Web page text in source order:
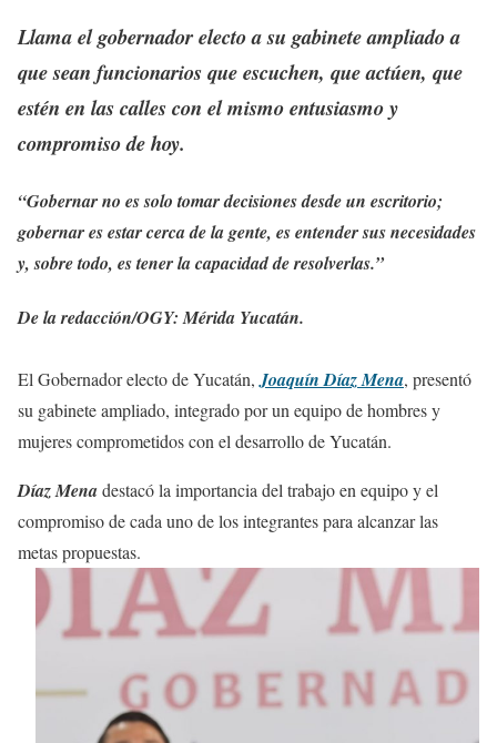
Llama el gobernador electo a su gabinete ampliado a
que sean funcionarios que escuchen, que actúen, que
estén en las calles con el mismo entusiasmo y
compromiso de hoy.
“Gobernar no es solo tomar decisiones desde un escritorio;
gobernar es estar cerca de la gente, es entender sus necesidades
y, sobre todo, es tener la capacidad de resolverlas.”
De la redacción/OGY: Mérida Yucatán.
El Gobernador electo de Yucatán, Joaquín Díaz Mena, presentó
su gabinete ampliado, integrado por un equipo de hombres y
mujeres comprometidos con el desarrollo de Yucatán.
Díaz Menadestacó la importancia del trabajo en equipo y el
compromiso de cada uno de los integrantes para alcanzar las
metas propuestas.